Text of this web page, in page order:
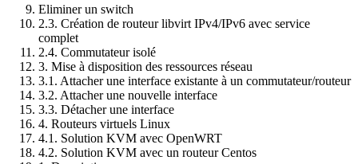
Eliminer un switch
2.3. Création de routeur libvirt IPv4/IPv6 avec service
complet
2.4. Commutateur isolé
3. Mise à disposition des ressources réseau
3.1. Attacher une interface existante à un commutateur/routeur
3.2. Attacher une nouvelle interface
3.3. Détacher une interface
4. Routeurs virtuels Linux
4.1. Solution KVM avec OpenWRT
4.2. Solution KVM avec un routeur Centos